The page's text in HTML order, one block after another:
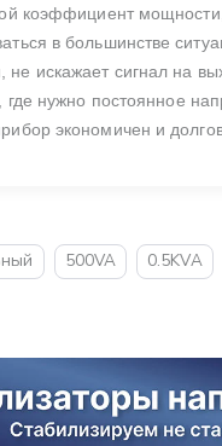
коэффициент
в большинстве
искажает сигнал на
где нужно постоянное
экономичен и
500VA 0.5KVA